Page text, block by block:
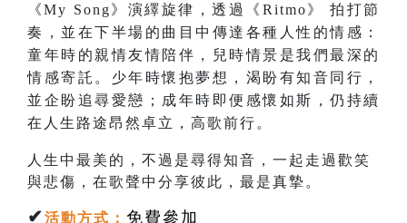
《My Song》演繹旋律，透過《Ritmo》 拍打節
奏，並在下半場的曲目中傳達各種人性的情感：
童年時的親情友情陪伴，兒時情景是我們最深的
情感寄託。少年時懷抱夢想，渴盼有知音同行，
並企盼追尋愛戀；成年時即便感懷如斯，仍持續
在人生路途昂然卓立，高歌前行。
人生中最美的，不過是尋得知音，一起走過歡笑
與悲傷，在歌聲中分享彼此，最是真摯。
✔活動方式 ： 免費參加